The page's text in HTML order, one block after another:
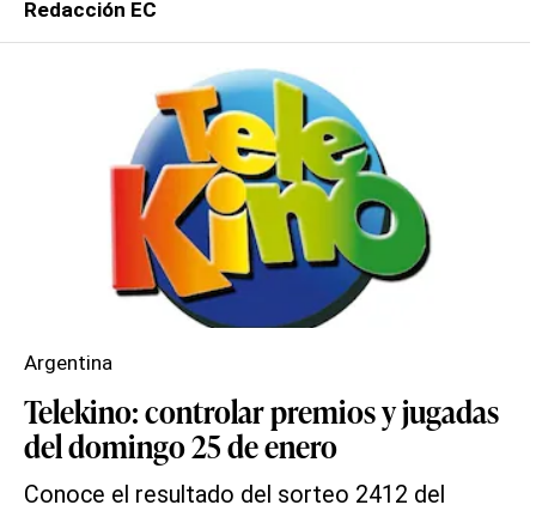
Redacción EC
Telekino: controlar premios y jugadas
del domingo 25 de enero
Conoce el resultado del sorteo 2412 del
Argentina